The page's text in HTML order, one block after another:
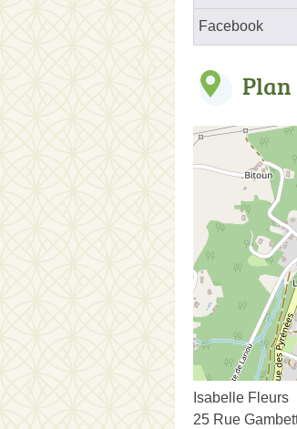
Facebook
Plan
Isabelle Fleurs
25 Rue